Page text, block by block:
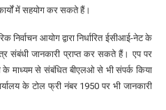
में सहयोग कर सकते हैं।
निर्वाचन आयोग द्वारा निर्धारित ईसीआई-नेट के
संबंधी जानकारी प्राप्त कर सकते हैं। एप पर
माध्यम से संबंधित बीएलओ से भी संपर्क किया
के टोल फ्री नंबर 1950 पर भी जानकारी